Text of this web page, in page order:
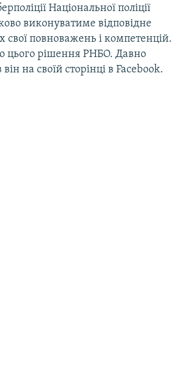
Національної поліції
виконуватиме відповідне
повноважень і компетенцій.
цього рішення РНБО. Давно
на своїй сторінці в Facebook.